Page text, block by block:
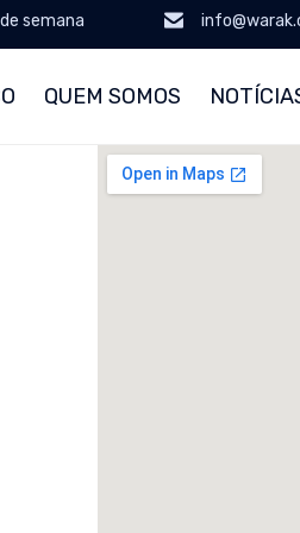
semana
QUEM SOMOS